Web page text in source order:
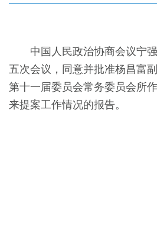
中国人民政治协商会议宁
五次会议，同意并批准杨昌富
第十一届委员会常务委员会所
来提案工作情况的报告。